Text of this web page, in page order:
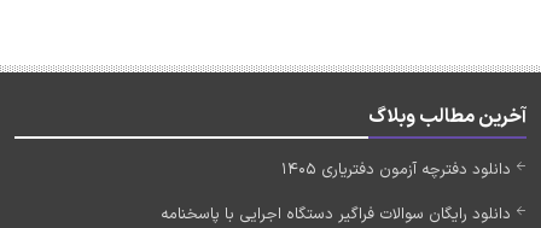
آخرین مطالب وبلاگ
دانلود دفترچه آزمون دفتریاری 1405
دانلود رایگان سوالات فراگیر دستگاه اجرایی با پاسخنامه